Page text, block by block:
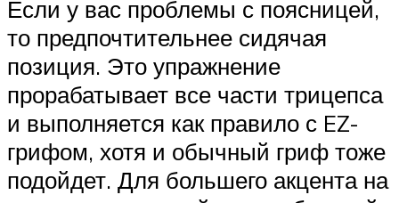
Если у вас проблемы с поясницей,
то предпочтительнее сидячая
позиция. Это упражнение
прорабатывает все части трицепса
и выполняется как правило с EZ-
грифом, хотя и обычный гриф тоже
подойдет. Для большего акцента на